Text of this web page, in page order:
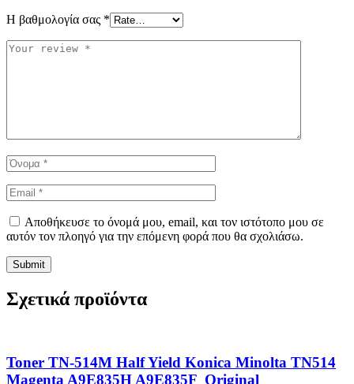
Η βαθμολογία σας *
Αποθήκευσε το όνομά μου, email, και τον ιστότοπο μου σε
αυτόν τον πλοηγό για την επόμενη φορά που θα σχολιάσω.
Σχετικά προϊόντα
Toner TN-514M Half Yield Konica Minolta TN514
Magenta A9E835H A9E835F Original